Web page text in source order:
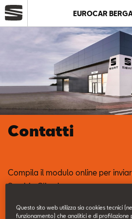
Azienda
Offerte
Service
EUROCAR
Contatti
Compila il modulo online per
Servizio Clienti.
Questo sito web utilizza sia cookies tecnici
funzionamento) che analitici e di